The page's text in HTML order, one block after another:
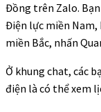
Đồng trên Zalo.
Điện lực miền Nam,
miền Bắc, nhấn
Ở khung chat, các
điện là có thể xem